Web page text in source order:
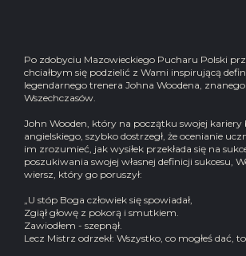
Po zdobyciu Mazowieckiego Pucharu Polski
chciałbym się podzielić z Wami inspirującą
legendarnego trenera Johna Woodena,
Wszechczasów.
John Wooden, który na początku swojej kariery
angielskiego, szybko dostrzegł, że ocenianie
im zrozumieć, jak wysiłek przekłada się na
poszukiwania swojej własnej definicji sukcesu,
wiersz, który go poruszył:
„U stóp Boga człowiek się spowiadał,
Zgiął głowę z pokorą i smutkiem.
Zawiodłem - szepnął.
Lecz Mistrz odrzekł: Wszystko, co mogłeś dać,